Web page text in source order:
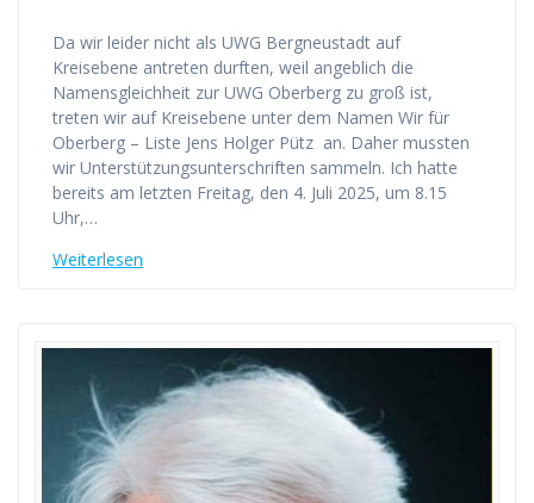
Da wir leider nicht als UWG Bergneustadt auf
Kreisebene antreten durften, weil angeblich die
Namensgleichheit zur UWG Oberberg zu groß ist,
treten wir auf Kreisebene unter dem Namen Wir für
Oberberg – Liste Jens Holger Pütz an. Daher mussten
wir Unterstützungsunterschriften sammeln. Ich hatte
bereits am letzten Freitag, den 4. Juli 2025, um 8.15
Uhr,…
Weiterlesen